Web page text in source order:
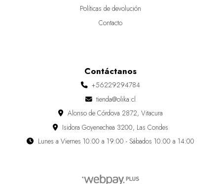
Políticas de devolución
Contacto
Contáctanos
+56229294784
tienda@olika.cl
Alonso de Córdova 2872, Vitacura
Isidora Goyenechea 3200, Las Condes
Lunes a Viernes 10:00 a 19:00 - Sábados 10:00 a 14:00